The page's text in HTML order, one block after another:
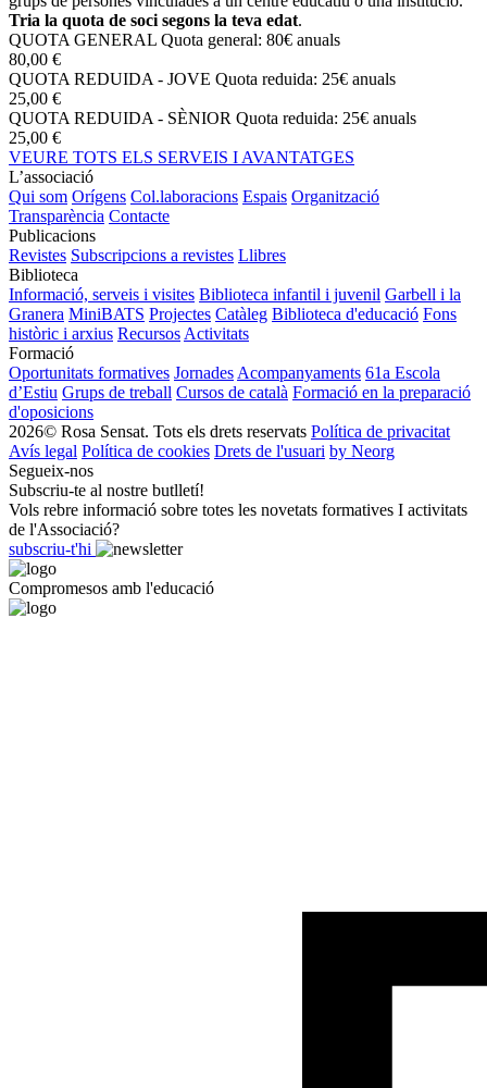
Tria la quota de soci segons la teva edat.
QUOTA GENERAL Quota general: 80€ anuals
80,00 €
QUOTA REDUIDA - JOVE Quota reduida: 25€ anuals
25,00 €
QUOTA REDUIDA - SÈNIOR Quota reduida: 25€ anuals
25,00 €
VEURE TOTS ELS SERVEIS I AVANTATGES
L’associació
Qui som Orígens Col.laboracions Espais Organització
Transparència Contacte
Publicacions
Revistes Subscripcions a revistes Llibres
Biblioteca
Informació, serveis i visites Biblioteca infantil i juvenil Garbell i la
Granera MiniBATS Projectes Catàleg Biblioteca d'educació Fons
històric i arxius Recursos Activitats
Formació
Oportunitats formatives Jornades Acompanyaments 61a Escola
d’Estiu Grups de treball Cursos de català Formació en la preparació
d'oposicions
2026© Rosa Sensat. Tots els drets reservats Política de privacitat
Avís legal Política de cookies Drets de l'usuari by Neorg
Segueix-nos
Subscriu-te al nostre butlletí!
Vols rebre informació sobre totes les novetats formatives I activitats
de l'Associació?
subscriu-t'hi
Compromesos amb l'educació